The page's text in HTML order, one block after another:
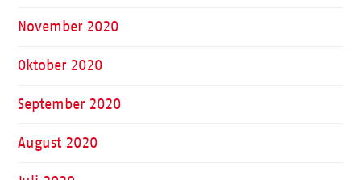
November 2020
Oktober 2020
September 2020
August 2020